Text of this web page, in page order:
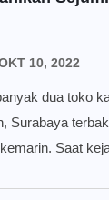
10, 2022
dua toko
Surabaya
Saat